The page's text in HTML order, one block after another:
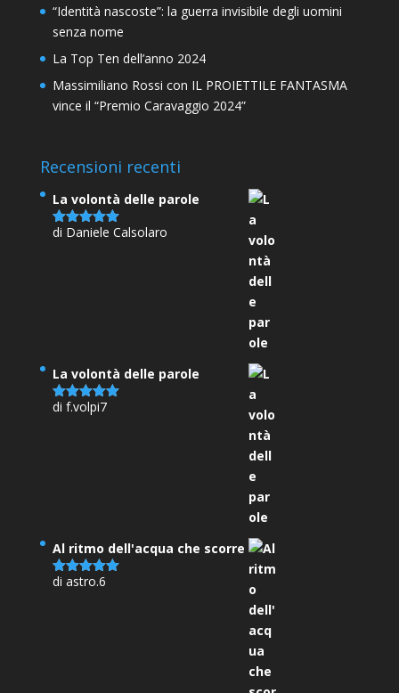
“Identità nascoste”: la guerra invisibile degli uomini
senza nome
La Top Ten dell’anno 2024
Massimiliano Rossi con IL PROIETTILE FANTASMA
vince il “Premio Caravaggio 2024”
Recensioni recenti
La volontà delle parole
Valutato5
di Daniele Calsolaro
La volontà delle parole
Valutato 5
di f.volpi7
Al ritmo dell'acqua che scorre
Valutato5
di astro.6